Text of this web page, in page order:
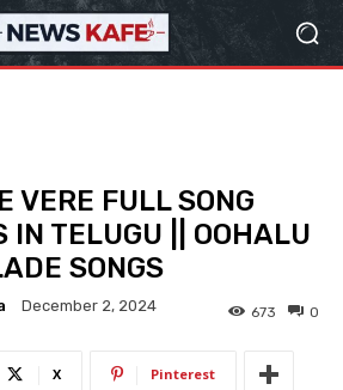
VERE FULL SONG
IN TELUGU || OOHALU
SONGS
December 2, 2024 0
673
X Pinterest